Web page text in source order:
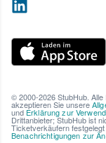
© 2000-2026 StubHub.
akzeptieren Sie unsere
und Erklärung zur
Drittanbieter; StubHub ist
Ticketverkäufern
Benachrichtigungen zur